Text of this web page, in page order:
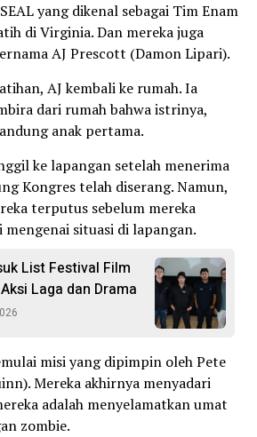
yang dikenal sebagai Tim Enam
di Virginia. Dan mereka juga
AJ Prescott (Damon Lipari).
AJ kembali ke rumah. Ia
dari rumah bahwa istrinya,
anak pertama.
ke lapangan setelah menerima
Kongres telah diserang. Namun,
terputus sebelum mereka
situasi di lapangan.
List Festival Film
Laga dan Drama
misi yang dipimpin oleh Pete
Mereka akhirnya menyadari
adalah menyelamatkan umat
zombie.